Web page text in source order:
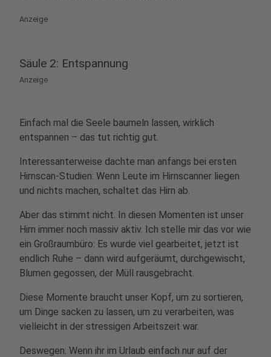
Anzeige
Säule 2: Entspannung
Anzeige
Einfach mal die Seele baumeln lassen, wirklich
entspannen – das tut richtig gut.
Interessanterweise dachte man anfangs bei ersten
Hirnscan-Studien: Wenn Leute im Hirnscanner liegen
und nichts machen, schaltet das Hirn ab.
Aber das stimmt nicht. In diesen Momenten ist unser
Hirn immer noch massiv aktiv. Ich stelle mir das vor wie
ein Großraumbüro: Es wurde viel gearbeitet, jetzt ist
endlich Ruhe – dann wird aufgeräumt, durchgewischt,
Blumen gegossen, der Müll rausgebracht.
Diese Momente braucht unser Kopf, um zu sortieren,
um Dinge sacken zu lassen, um zu verarbeiten, was
vielleicht in der stressigen Arbeitszeit war.
Deswegen: Wenn ihr im Urlaub einfach nur auf der